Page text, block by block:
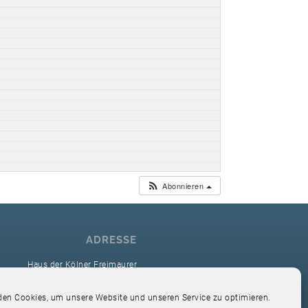
Cookies, um unsere Website und unseren Service zu optimieren.
Abonnieren
ADRESSE
Haus der Kölner Freimaurer
Hardefuststr. 9